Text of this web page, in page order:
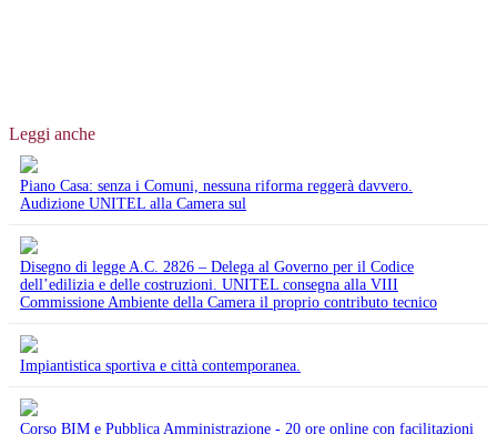
Leggi anche
Piano Casa: senza i Comuni, nessuna riforma reggerà davvero.
Audizione UNITEL alla Camera sul
Disegno di legge A.C. 2826 – Delega al Governo per il Codice
dell’edilizia e delle costruzioni. UNITEL consegna alla VIII
Commissione Ambiente della Camera il proprio contributo tecnico
Impiantistica sportiva e città contemporanea.
Corso BIM e Pubblica Amministrazione - 20 ore online con facilitazioni